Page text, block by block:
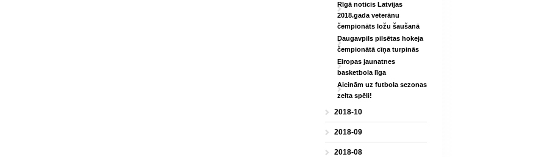
Rīgā noticis Latvijas
2018.gada veterānu
čempionāts ložu šaušanā
Daugavpils pilsētas hokeja
čempionātā cīņa turpinās
Eiropas jaunatnes
basketbola līga
Aicinām uz futbola sezonas
zelta spēli!
2018-10
2018-09
2018-08